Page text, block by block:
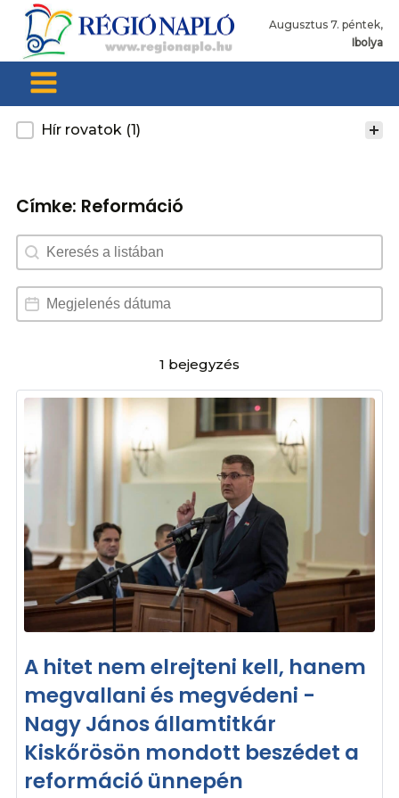
Augusztus 7. péntek,
Ibolya
Kategoria
Hír rovatok (1)
Címke: Reformáció
Search content
Dátum választó
Date
1 bejegyzés
A hitet nem elrejteni kell, hanem
megvallani és megvédeni -
Nagy János államtitkár
Kiskőrösön mondott beszédet a
reformáció ünnepén